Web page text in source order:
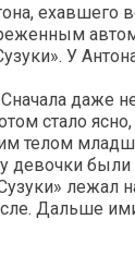
ехавшего
У
даже
стало ясно,
телом
девочки
лежал
Дальше